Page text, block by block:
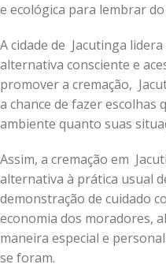
e ecológica para lembrar
A cidade de Jacutinga
alternativa consciente e
promover a cremação,
a chance de fazer
ambiente quanto suas
Assim, a cremação em
alternativa à prática usual
demonstração de cuidado
economia dos moradores,
maneira especial e
se foram.